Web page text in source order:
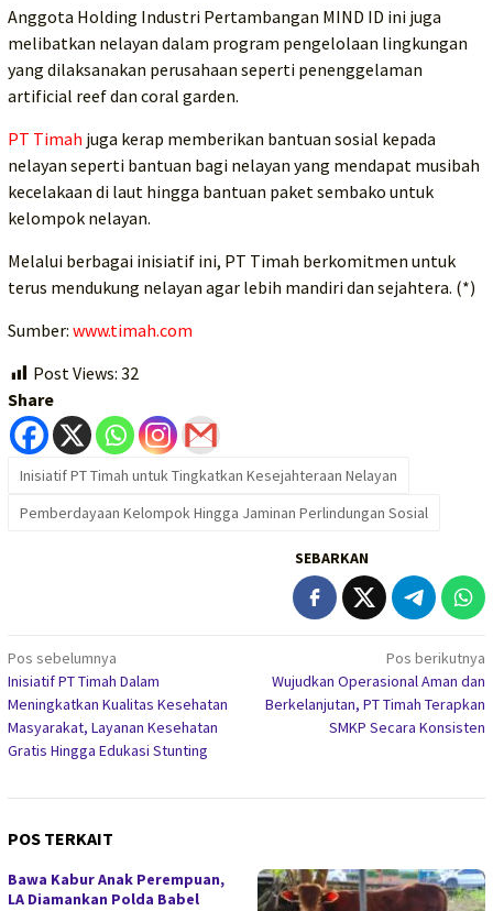
Anggota Holding Industri Pertambangan MIND ID ini juga
melibatkan nelayan dalam program pengelolaan lingkungan
yang dilaksanakan perusahaan seperti penenggelaman
artificial reef dan coral garden.
PT Timah juga kerap memberikan bantuan sosial kepada
nelayan seperti bantuan bagi nelayan yang mendapat musibah
kecelakaan di laut hingga bantuan paket sembako untuk
kelompok nelayan.
Melalui berbagai inisiatif ini, PT Timah berkomitmen untuk
terus mendukung nelayan agar lebih mandiri dan sejahtera. (*)
Sumber: www.timah.com
Post Views: 32
Share
Inisiatif PT Timah untuk Tingkatkan Kesejahteraan Nelayan
Pemberdayaan Kelompok Hingga Jaminan Perlindungan Sosial
SEBARKAN
Navigasi
pos
Pos sebelumnya
Inisiatif PT Timah Dalam
Meningkatkan Kualitas Kesehatan
Masyarakat, Layanan Kesehatan
Gratis Hingga Edukasi Stunting
Pos berikutnya
Wujudkan Operasional Aman dan
Berkelanjutan, PT Timah Terapkan
SMKP Secara Konsisten
POS TERKAIT
Bawa Kabur Anak Perempuan,
LA Diamankan Polda Babel